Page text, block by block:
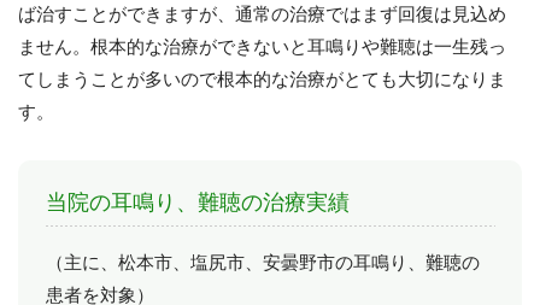
ば治すことができますが、通常の治療ではまず回復は見込め
ません。根本的な治療ができないと耳鳴りや難聴は一生残っ
てしまうことが多いので根本的な治療がとても大切になりま
す。
当院の耳鳴り、難聴の治療実績
（主に、松本市、塩尻市、安曇野市の耳鳴り、難聴の
患者を対象）